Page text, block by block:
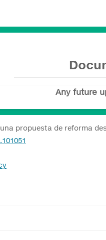
Any future
propuesta de reforma